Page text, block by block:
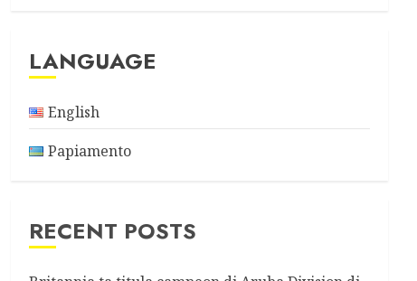
LANGUAGE
English
Papiamento
RECENT POSTS